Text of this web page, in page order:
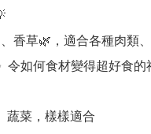
香草🌿，適合各種肉類
令如何食材變得超好食的
蔬菜，樣樣適合